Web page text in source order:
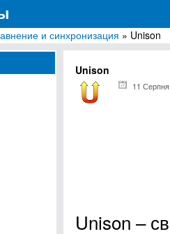
программ для Windows
и синхронизация » Unison
Unison
11
Unison –